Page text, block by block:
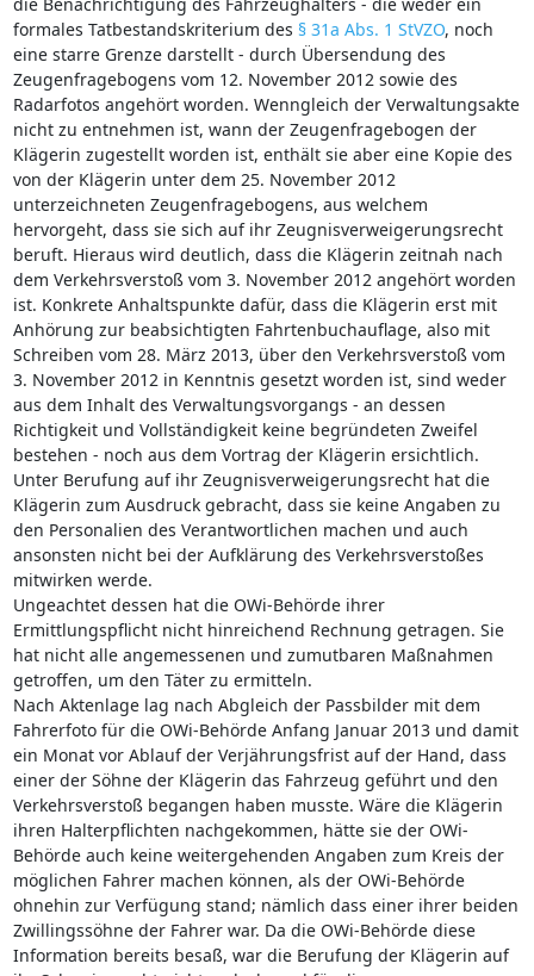
formales Tatbestandskriterium des § 31a Abs. 1 StVZO, noch
eine starre Grenze darstellt - durch Übersendung des
Zeugenfragebogens vom 12. November 2012 sowie des
Radarfotos angehört worden. Wenngleich der Verwaltungsakte
nicht zu entnehmen ist, wann der Zeugenfragebogen der
Klägerin zugestellt worden ist, enthält sie aber eine Kopie des
von der Klägerin unter dem 25. November 2012
unterzeichneten Zeugenfragebogens, aus welchem
hervorgeht, dass sie sich auf ihr Zeugnisverweigerungsrecht
beruft. Hieraus wird deutlich, dass die Klägerin zeitnah nach
dem Verkehrsverstoß vom 3. November 2012 angehört worden
ist. Konkrete Anhaltspunkte dafür, dass die Klägerin erst mit
Anhörung zur beabsichtigten Fahrtenbuchauflage, also mit
Schreiben vom 28. März 2013, über den Verkehrsverstoß vom
3. November 2012 in Kenntnis gesetzt worden ist, sind weder
aus dem Inhalt des Verwaltungsvorgangs - an dessen
Richtigkeit und Vollständigkeit keine begründeten Zweifel
bestehen - noch aus dem Vortrag der Klägerin ersichtlich.
Unter Berufung auf ihr Zeugnisverweigerungsrecht hat die
Klägerin zum Ausdruck gebracht, dass sie keine Angaben zu
den Personalien des Verantwortlichen machen und auch
ansonsten nicht bei der Aufklärung des Verkehrsverstoßes
mitwirken werde.
Ungeachtet dessen hat die OWi-Behörde ihrer
Ermittlungspflicht nicht hinreichend Rechnung getragen. Sie
hat nicht alle angemessenen und zumutbaren Maßnahmen
getroffen, um den Täter zu ermitteln.
Nach Aktenlage lag nach Abgleich der Passbilder mit dem
Fahrerfoto für die OWi-Behörde Anfang Januar 2013 und damit
ein Monat vor Ablauf der Verjährungsfrist auf der Hand, dass
einer der Söhne der Klägerin das Fahrzeug geführt und den
Verkehrsverstoß begangen haben musste. Wäre die Klägerin
ihren Halterpflichten nachgekommen, hätte sie der OWi-
Behörde auch keine weitergehenden Angaben zum Kreis der
möglichen Fahrer machen können, als der OWi-Behörde
ohnehin zur Verfügung stand; nämlich dass einer ihrer beiden
Zwillingssöhne der Fahrer war. Da die OWi-Behörde diese
Information bereits besaß, war die Berufung der Klägerin auf